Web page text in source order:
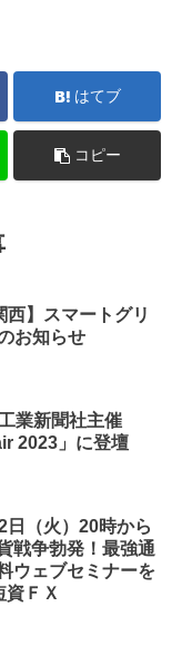
はてブ
コピー
】スマートグリ
お知らせ
業新聞社主催
2023」に登壇
日（火）20時から
戦争勃発！最強通
ウェブセミナーを
資ＦＸ